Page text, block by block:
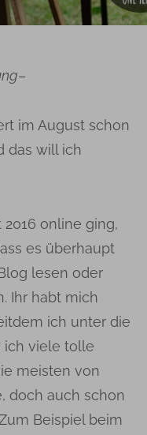
–
im August schon
das will ich
online ging,
es überhaupt
lesen oder
Ihr habt mich
ich unter die
ich viele tolle
meisten von
doch auch schon
Beispiel beim